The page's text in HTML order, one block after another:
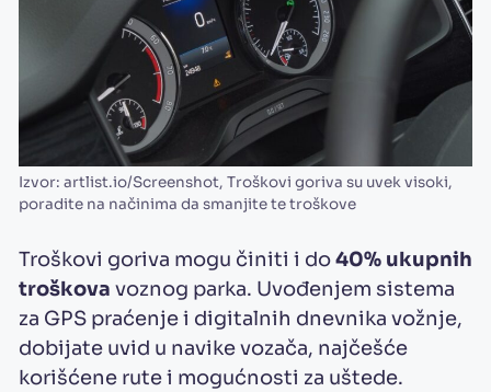
Izvor: artlist.io/Screenshot, Troškovi goriva su uvek visoki,
poradite na načinima da smanjite te troškove
Troškovi goriva mogu činiti i do40% ukupnih
troškova voznog parka. Uvođenjem sistema
za GPS praćenje i digitalnih dnevnika vožnje,
dobijate uvid u navike vozača, najčešće
korišćene rute i mogućnosti za uštede.